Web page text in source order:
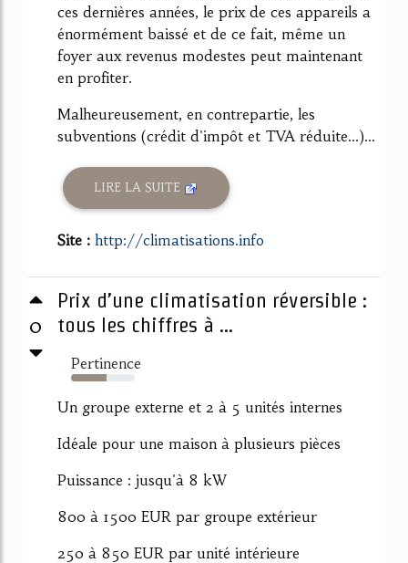
ces dernières années, le prix de ces appareils a
énormément baissé et de ce fait, même un
foyer aux revenus modestes peut maintenant
en profiter.
Malheureusement, en contrepartie, les
subventions (crédit d'impôt et TVA réduite...)...
LIRE LA SUITE
Site : http://climatisations.info
0
Prix d’une climatisation réversible :
tous les chiffres à ...
Pertinence
55%
Un groupe externe et 2 à 5 unités internes
Idéale pour une maison à plusieurs pièces
Puissance : jusqu'à 8 kW
800 à 1500 EUR par groupe extérieur
250 à 850 EUR par unité intérieure